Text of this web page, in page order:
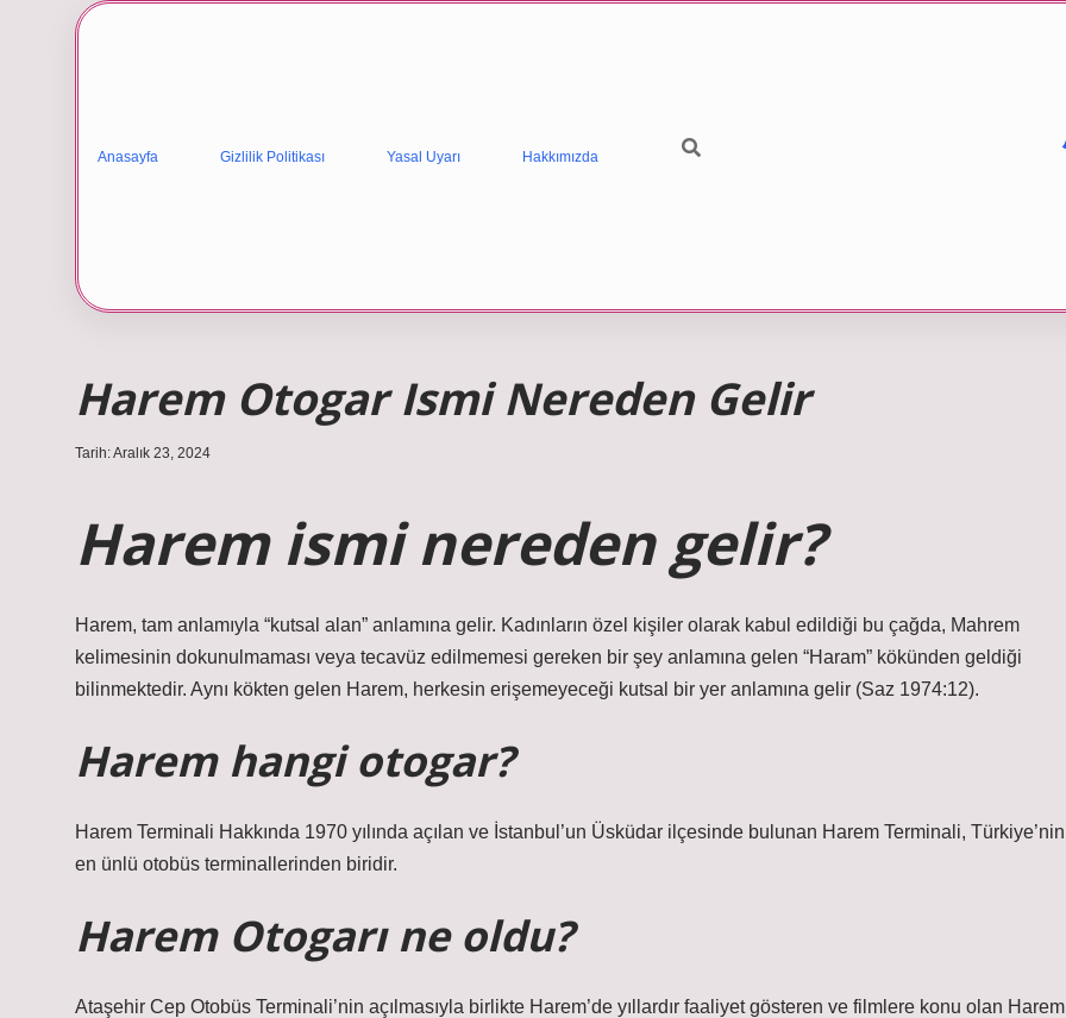
Anasayfa Gizlilik Politikası Yasal Uyarı Hakkımızda
Harem Otogar Ismi Nereden Gelir
Tarih: Aralık 23, 2024
Harem ismi nereden gelir?
Harem, tam anlamıyla “kutsal alan” anlamına gelir. Kadınların özel kişiler olarak kabul edildiği bu çağda, Mahrem
kelimesinin dokunulmaması veya tecavüz edilmemesi gereken bir şey anlamına gelen “Haram” kökünden geldiği
bilinmektedir. Aynı kökten gelen Harem, herkesin erişemeyeceği kutsal bir yer anlamına gelir (Saz 1974:12).
Harem hangi otogar?
Harem Terminali Hakkında 1970 yılında açılan ve İstanbul’un Üsküdar ilçesinde bulunan Harem Terminali, Türkiye’nin
en ünlü otobüs terminallerinden biridir.
Harem Otogarı ne oldu?
Ataşehir Cep Otobüs Terminali’nin açılmasıyla birlikte Harem’de yıllardır faaliyet gösteren ve filmlere konu olan Harem